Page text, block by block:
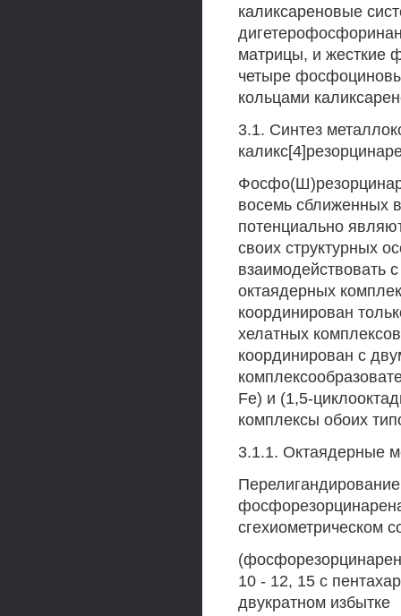
каликсареновые
матрицы, и жесткие
четыре
кольцами
3.1. Синтез
восемь сближенных
потенциально
своих структурных
взаимодействовать
октаядерных
координирован
хелатных
координирован с
Fe) и (1,5-
комплексы обоих
3.1.1. Октаядерные
сгехиометрическом
10 - 12, 15 с
двукратном избытке